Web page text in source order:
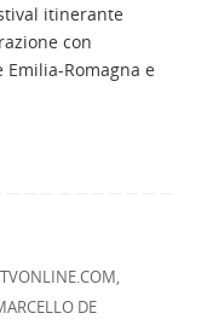
itinerante
con
Emilia-Romagna e
,
DE